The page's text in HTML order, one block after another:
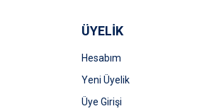
ÜYELİK
Hesabım
Yeni Üyelik
Üye Girişi